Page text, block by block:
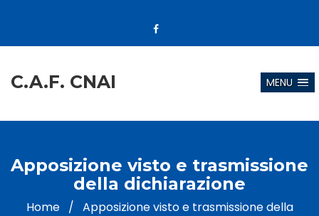
C.A.F. CNAI MENU
Apposizione visto e trasmissione
della dichiarazione
Home/ Apposizione visto e trasmissione della